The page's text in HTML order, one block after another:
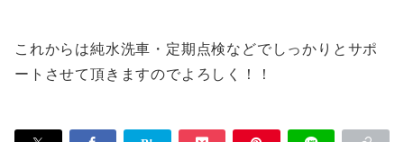
これからは純水洗車・定期点検などでしっかりとサポ
ートさせて頂きますのでよろしく！！